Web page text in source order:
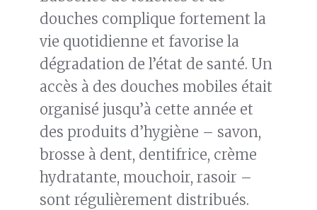
douches complique fortement la
vie quotidienne et favorise la
dégradation de l’état de santé. Un
accès à des douches mobiles était
organisé jusqu’à cette année et
des produits d’hygiène – savon,
brosse à dent, dentifrice, crème
hydratante, mouchoir, rasoir –
sont régulièrement distribués.